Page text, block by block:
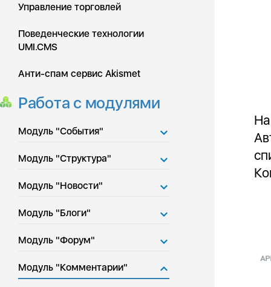
Управление торговлей
Поведенческие технологии
UMI.CMS
Анти-спам сервис Akismet
Работа с модулями
Модуль "События"
Модуль "Структура"
Модуль "Новости"
Модуль "Блоги"
Модуль "Форум"
Модуль "Комментарии"